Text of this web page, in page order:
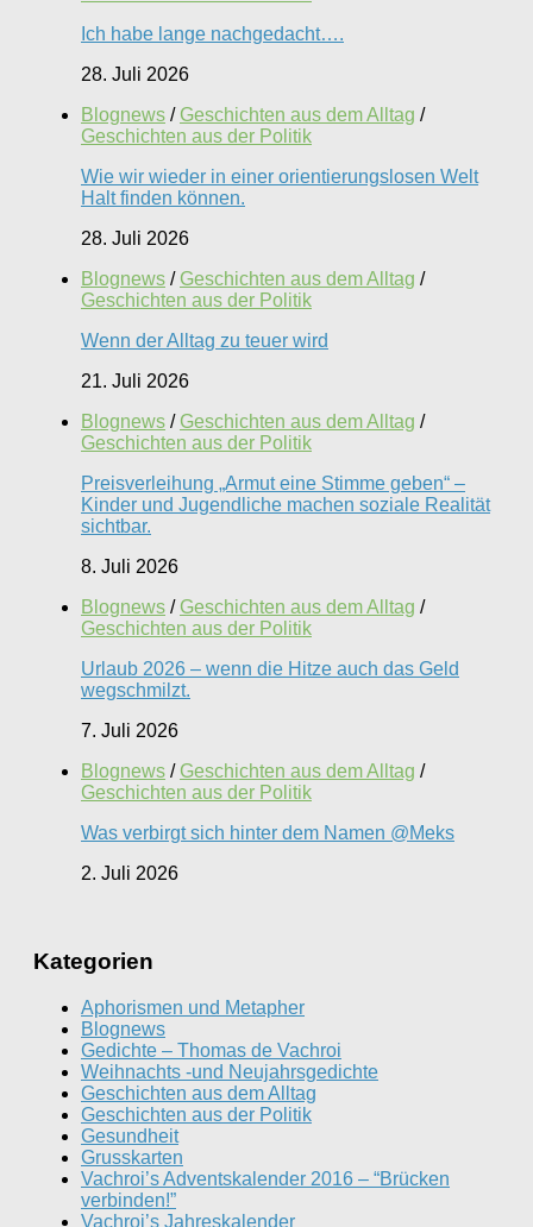
Ich habe lange nachgedacht….
28. Juli 2026
Blognews / Geschichten aus dem Alltag /
Geschichten aus der Politik
Wie wir wieder in einer orientierungslosen Welt
Halt finden können.
28. Juli 2026
Blognews / Geschichten aus dem Alltag /
Geschichten aus der Politik
Wenn der Alltag zu teuer wird
21. Juli 2026
Blognews / Geschichten aus dem Alltag /
Geschichten aus der Politik
Preisverleihung „Armut eine Stimme geben“ –
Kinder und Jugendliche machen soziale Realität
sichtbar.
8. Juli 2026
Blognews / Geschichten aus dem Alltag /
Geschichten aus der Politik
Urlaub 2026 – wenn die Hitze auch das Geld
wegschmilzt.
7. Juli 2026
Blognews / Geschichten aus dem Alltag /
Geschichten aus der Politik
Was verbirgt sich hinter dem Namen @Meks
2. Juli 2026
Kategorien
Aphorismen und Metapher
Blognews
Gedichte – Thomas de Vachroi
Weihnachts -und Neujahrsgedichte
Geschichten aus dem Alltag
Geschichten aus der Politik
Gesundheit
Grusskarten
Vachroi’s Adventskalender 2016 – “Brücken
verbinden!”
Vachroi’s Jahreskalender